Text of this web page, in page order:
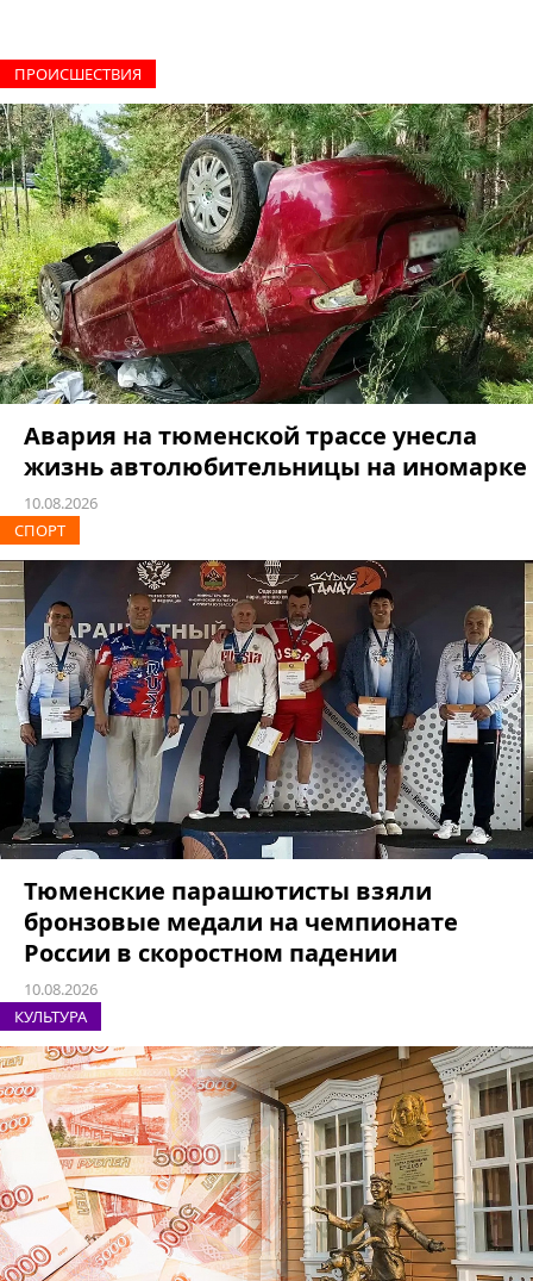
ПРОИCШЕСТВИЯ
Авария на тюменской трассе унесла
жизнь автолюбительницы на иномарке
10.08.2026
СПОРТ
Тюменские парашютисты взяли
бронзовые медали на чемпионате
России в скоростном падении
10.08.2026
КУЛЬТУРА